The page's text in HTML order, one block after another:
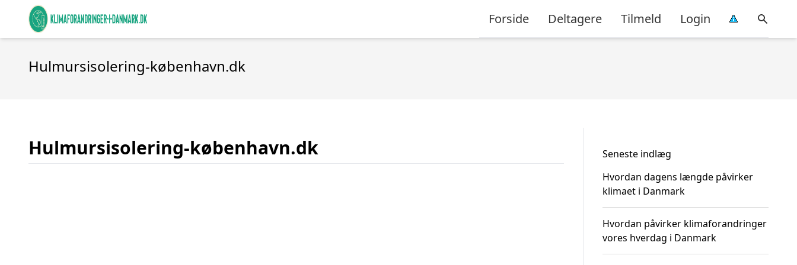
Forside Deltagere Tilmeld Login
Hulmursisolering-københavn.dk
Hulmursisolering-københavn.dk
Seneste indlæg
Hvordan dagens længde påvirker
klimaet i Danmark
Hvordan påvirker klimaforandringer
vores hverdag i Danmark